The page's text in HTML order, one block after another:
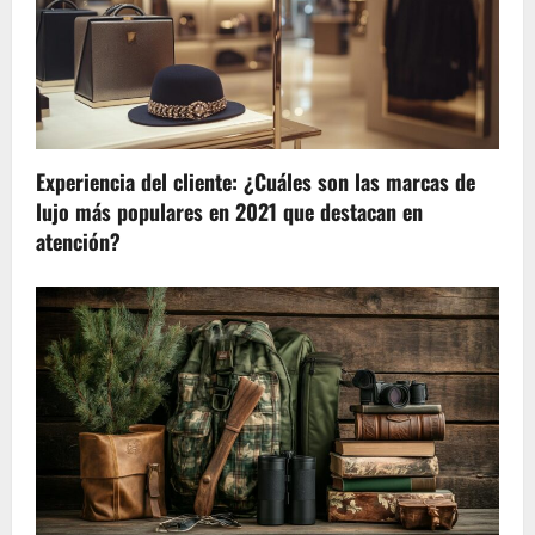
Experiencia del cliente: ¿Cuáles son las marcas de
lujo más populares en 2021 que destacan en
atención?